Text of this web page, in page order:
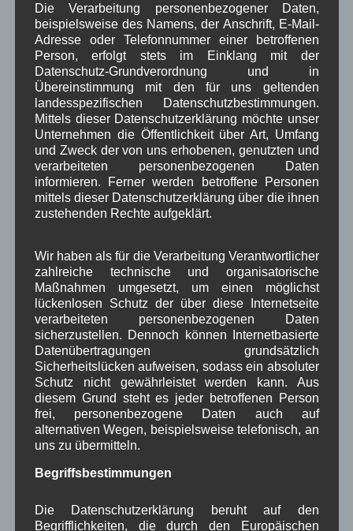
Schule , Sport ,Tagespflege , Tourismus
TV ,Umfrage , Veranstaltung , Verkehr
Verwaltung Video ,
Vorstand Dorferneuerung , Woiga.de
Zeitung ,Zigarettensteig
Bauernregel im August
30. August
Neueste Kommentare
WBEbeiÜber uns
Josef Otler, Verein fürr GeschichtebeiÜber uns
Gerd ErfertbeiÜber uns
Juli 2026
(9)
Die Verarbeitung personenbezogener Daten,
beispielsweise des Namens, der Anschrift, E-Mail-
Adresse oder Telefonnummer einer betroffenen
Person, erfolgt stets im Einklang mit der
Datenschutz-Grundverordnung und in
Übereinstimmung mit den für uns geltenden
landesspezifischen Datenschutzbestimmungen.
Mittels dieser Datenschutzerklärung möchte unser
Unternehmen die Öffentlichkeit über Art, Umfang
und Zweck der von uns erhobenen, genutzten und
verarbeiteten personenbezogenen Daten
informieren. Ferner werden betroffene Personen
mittels dieser Datenschutzerklärung über die ihnen
zustehenden Rechte aufgeklärt.
Wir haben als für die Verarbeitung Verantwortlicher
zahlreiche technische und organisatorische
Maßnahmen umgesetzt, um einen möglichst
lückenlosen Schutz der über diese Internetseite
verarbeiteten personenbezogenen Daten
sicherzustellen. Dennoch können Internetbasierte
Datenübertragungen grundsätzlich
Sicherheitslücken aufweisen, sodass ein absoluter
Schutz nicht gewährleistet werden kann. Aus
diesem Grund steht es jeder betroffenen Person
frei, personenbezogene Daten auch auf
alternativen Wegen, beispielsweise telefonisch, an
uns zu übermitteln.
Begriffsbestimmungen
Die Datenschutzerklärung beruht auf den
Begrifflichkeiten, die durch den Europäischen